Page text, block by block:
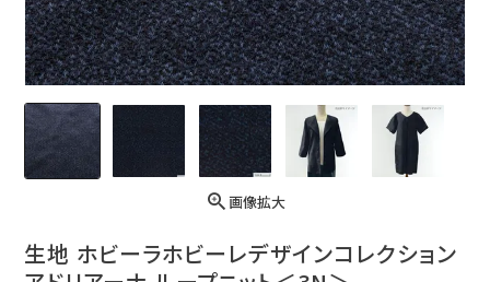
画像拡大
生地 ホビーラホビーレデザインコレクション